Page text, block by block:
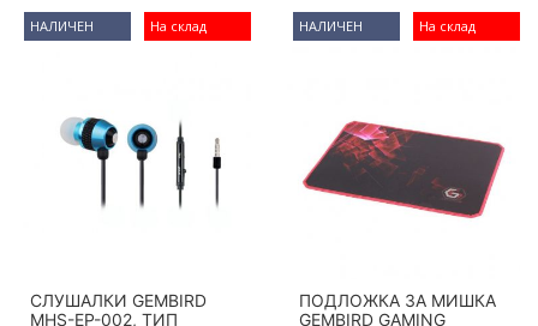
На склад
НАЛИЧЕН
СЛУШАЛКИ GEMBIRD
MHS-EP-002, ТИП
На склад
НАЛИЧЕН
ПОДЛОЖКА ЗА МИШКА
GEMBIRD GAMING